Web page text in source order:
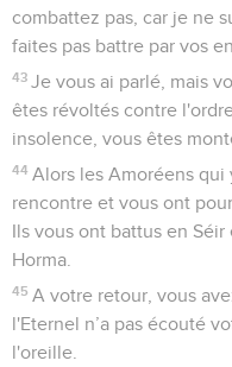
combattez pas, car je ne
faites pas battre par vos
43 Je vous ai parlé, mais
êtes révoltés contre
insolence, vous êtes
44 Alors les Amoréens
rencontre et vous ont
Ils vous ont battus en
Horma.
45 A votre retour, vous
l'Eternel n’a pas écouté
l'oreille.